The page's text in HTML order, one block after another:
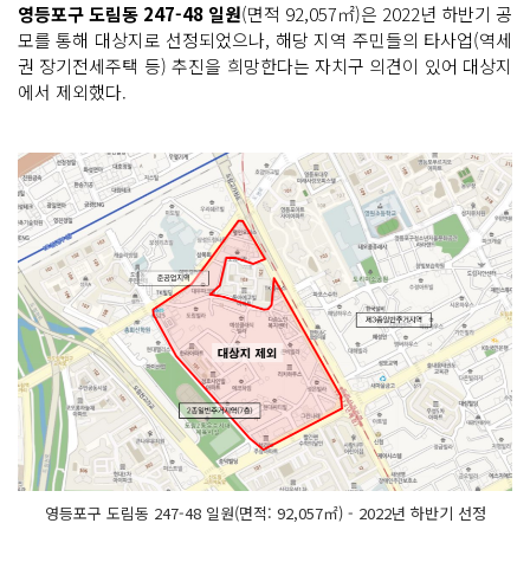
영등포구 도림동 247-48 일원(면적 92,057㎡)은 2022년 하반기 공
모를 통해 대상지로 선정되었으나, 해당 지역 주민들의 타사업(역세
권 장기전세주택 등) 추진을 희망한다는 자치구 의견이 있어 대상지
에서 제외했다.
영등포구 도림동 247-48 일원(면적: 92,057㎡) - 2022년 하반기 선정